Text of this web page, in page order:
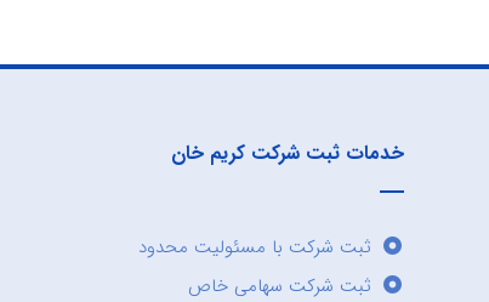
خدمات ثبت شرکت کریم خان
ثبت شرکت با مسئولیت محدود
ثبت شرکت سهامی خاص